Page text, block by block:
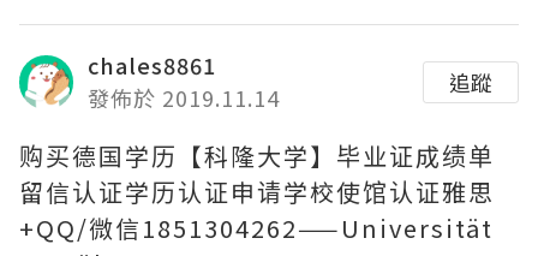
chales8861
發佈於 2019.11.14
追蹤
购买德国学历【科隆大学】毕业证成绩单
留信认证学历认证申请学校使馆认证雅思
+QQ/微信1851304262——Universität